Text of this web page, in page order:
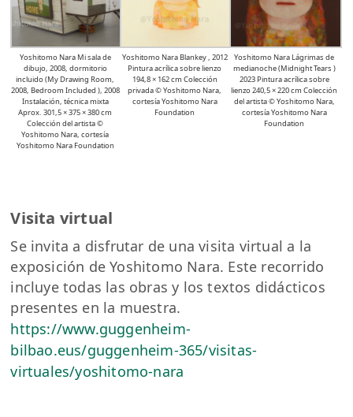
Yoshitomo Nara Mi sala de
dibujo, 2008, dormitorio
incluido (My Drawing Room,
2008, Bedroom Included ), 2008
Instalación, técnica mixta
Aprox. 301,5 × 375 × 380 cm
Colección del artista ©
Yoshitomo Nara, cortesía
Yoshitomo Nara Foundation
Yoshitomo Nara Blankey , 2012
Pintura acrílica sobre lienzo
194,8 × 162 cm Colección
privada © Yoshitomo Nara,
cortesía Yoshitomo Nara
Foundation
Yoshitomo Nara Lágrimas de
medianoche (Midnight Tears )
2023 Pintura acrílica sobre
lienzo 240,5 × 220 cm Colección
del artista © Yoshitomo Nara,
cortesía Yoshitomo Nara
Foundation
Visita virtual
Se invita a disfrutar de una visita virtual a la
exposición de Yoshitomo Nara. Este recorrido
incluye todas las obras y los textos didácticos
presentes en la muestra.
https://www.guggenheim-
bilbao.eus/guggenheim-365/visitas-
virtuales/yoshitomo-nara